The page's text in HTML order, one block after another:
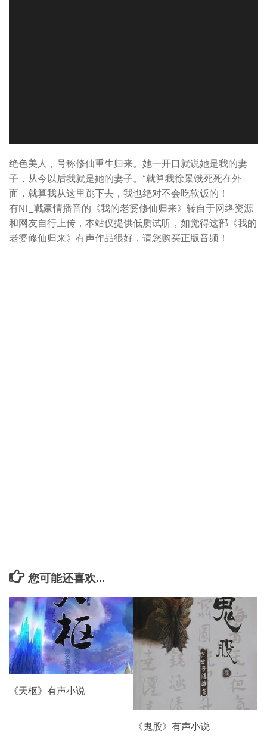
绝色美人，号称修仙重生归来。她一开口就说她是我的妻
子，从今以后我就是她的妻子。“就算我徐景饿死死在外
面，就算我从这里跳下去，我也绝对不会吃软饭的！——
有NJ_戰豪情播音的《我的老婆修仙归来》转自于网络资源
和网友自行上传，本站仅提供低质试听，如觉得这部《我的
老婆修仙归来》有声作品很好，请您购买正版音频！
您可能还喜欢...
《天枢》有声小说
《鬼股》有声小说